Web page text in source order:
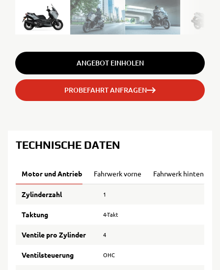
ANGEBOT EINHOLEN
PROBEFAHRT ANFRAGEN
TECHNISCHE DATEN
Motor und Antrieb Fahrwerk vorne Fahrwerk hinten
Zylinderzahl 1
Taktung 4-Takt
Ventile pro Zylinder 4
Ventilsteuerung OHC